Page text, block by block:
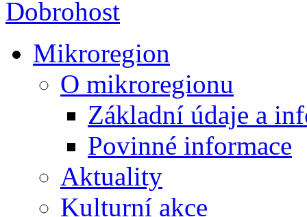
Mikroregion
O mikroregionu
Základní údaje a
Povinné informace
Aktuality
Kulturní akce